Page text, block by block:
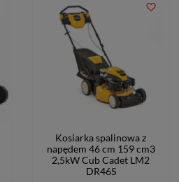
Kosiarka spalinowa z
napędem 46 cm 159 cm3
2,5kW Cub Cadet LM2
DR46S
favorite_border